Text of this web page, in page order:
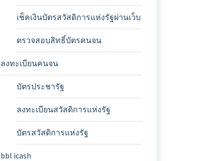
เช็คเงินบัตรสวัสดิการแห่งรัฐผ่านเว็บ
ตรวจสอบสิทธิ์บัตรคนจน
ลงทะเบียนคนจน
บัตรประชารัฐ
ลงทะเบียนสวัสดิการแห่งรัฐ
บัตรสวัสดิการแห่งรัฐ
bbl icash